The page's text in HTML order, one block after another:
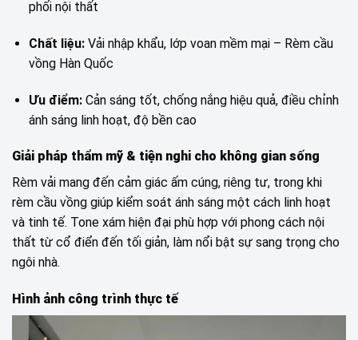
phối nội thất
Chất liệu:Vải nhập khẩu, lớp voan mềm mại – Rèm cầu
vồng Hàn Quốc
Ưu điểm:Cản sáng tốt, chống nắng hiệu quả, điều chỉnh
ánh sáng linh hoạt, độ bền cao
Giải pháp thẩm mỹ & tiện nghi cho không gian sống
Rèm vải mang đến cảm giác ấm cúng, riêng tư, trong khi
rèm cầu vồng giúp kiểm soát ánh sáng một cách linh hoạt
và tinh tế. Tone xám hiện đại phù hợp với phong cách nội
thất từ cổ điển đến tối giản, làm nổi bật sự sang trọng cho
ngôi nhà.
Hình ảnh công trình thực tế